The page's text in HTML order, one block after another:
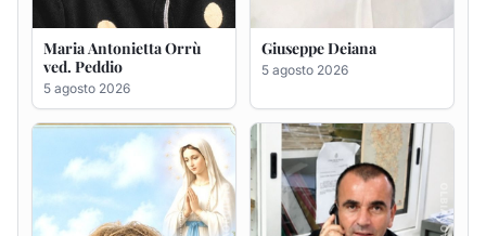
Rosa Maria Usai ved.
D'Attellis
5 agosto 2026
Bastianino Taras
4 agosto 2026